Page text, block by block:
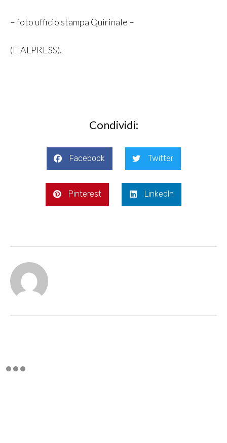
– foto ufficio stampa Quirinale –
(ITALPRESS).
Condividi:
Facebook Twitter
Pinterest LinkedIn